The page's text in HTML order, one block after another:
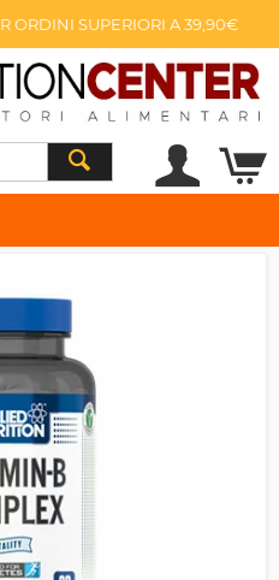
ORDINI SUPERIORI A 39,90€